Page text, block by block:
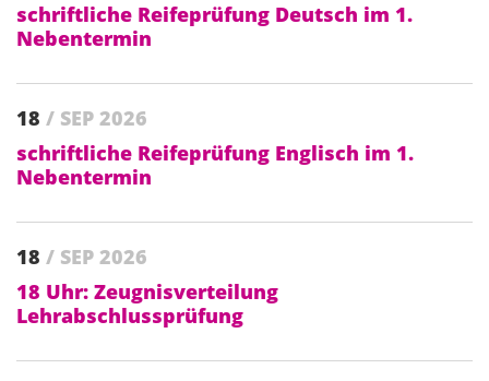
schriftliche Reifeprüfung Deutsch im 1.
Nebentermin
18 / SEP 2026
schriftliche Reifeprüfung Englisch im 1.
Nebentermin
18 / SEP 2026
18 Uhr: Zeugnisverteilung
Lehrabschlussprüfung